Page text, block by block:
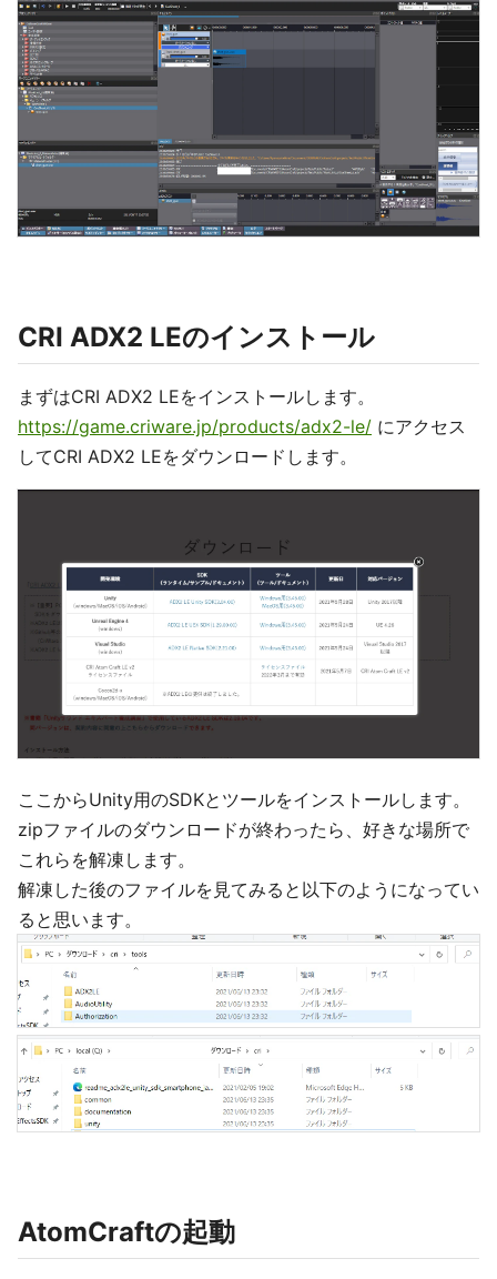
CRI ADX2 LEのインストール
まずはCRI ADX2 LEをインストールします。
https://game.criware.jp/products/adx2-le/ にアクセス
してCRI ADX2 LEをダウンロードします。
ここからUnity用のSDKとツールをインストールします。
zipファイルのダウンロードが終わったら、好きな場所で
これらを解凍します。
解凍した後のファイルを見てみると以下のようになってい
ると思います。
AtomCraftの起動